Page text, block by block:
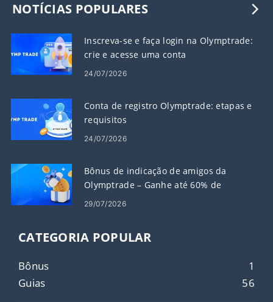
NOTÍCIAS POPULARES
Inscreva-se e faça login na Olymptrade:
crie e acesse uma conta
24/07/2026
Conta de registro Olymptrade: etapas e
requisitos
24/07/2026
Bônus de indicação de amigos da
Olymptrade – Ganhe até 60% de
comissão sobre indicações
29/07/2026
CATEGORIA POPULAR
Bônus
1
Guias
56